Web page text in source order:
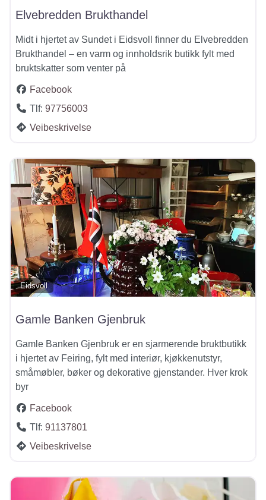
Elvebredden Brukthandel
Midt i hjertet av Sundet i Eidsvoll finner du Elvebredden
Brukthandel – en varm og innholdsrik butikk fylt med
bruktskatter som venter på
Facebook
Tlf: 97756003
Veibeskrivelse
Eidsvoll
Gamle Banken Gjenbruk
Gamle Banken Gjenbruk er en sjarmerende bruktbutikk
i hjertet av Feiring, fylt med interiør, kjøkkenutstyr,
småmøbler, bøker og dekorative gjenstander. Hver krok
byr
Facebook
Tlf: 91137801
Veibeskrivelse